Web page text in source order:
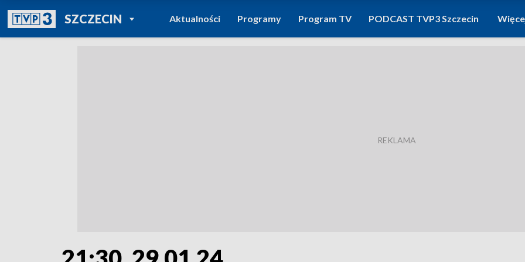
SZCZECINPOWRÓT DO
TVP REGIONY
Aktualności Programy Program TV PODCAST TVP3 Szczecin